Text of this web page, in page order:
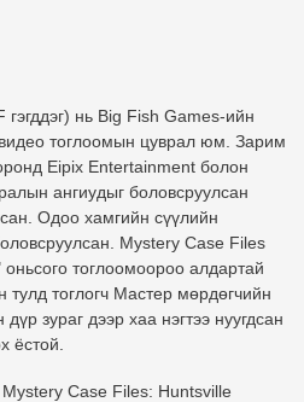
нь Big Fish Games-ийн
тоглоомын цуврал юм. Зарим
Eipix Entertainment болон
ангиудыг боловсруулсан
Одоо хамгийн сүүлийн
Mystery Case Files
тоглоомоороо алдартай
тулд тоглогч Мастер мөрдөгчийн
зураг дээр хаа нэгтээ нуугдсан
ёстой.
Case Files: Huntsville